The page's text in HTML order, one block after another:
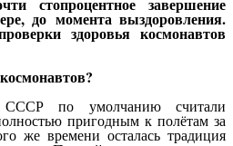
до момента выздоровления.
здоровья космонавтов
по умолчанию считали
пригодным к полётам за
же времени осталась традиция